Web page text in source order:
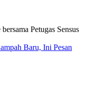
Baru, Ini Pesan